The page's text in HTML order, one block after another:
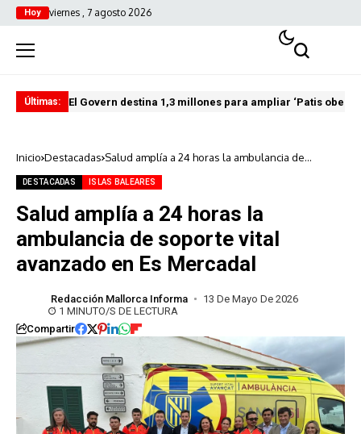
Hoy viernes , 7 agosto 2026
Últimas: El Govern destina 1,3 millones para ampliar ‘Patis
Inicio Destacadas Salud amplía a 24 horas la ambulancia de
DESTACADAS ISLAS BALEARES
Salud amplía a 24 horas la
ambulancia de soporte vital
avanzado en Es Mercadal
Redacción Mallorca Informa
13 De Mayo De 2026
1 MINUTO/S DE LECTURA
Compartir